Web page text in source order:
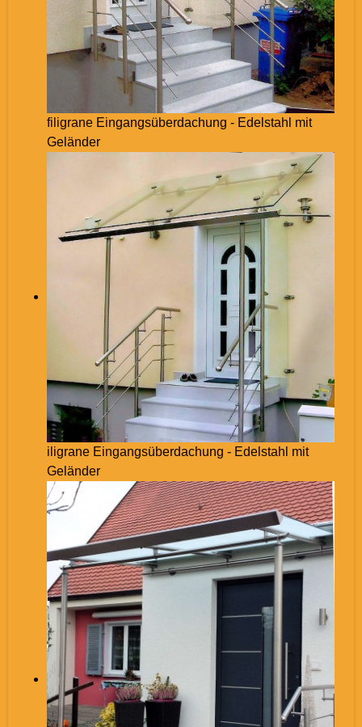
filigrane Eingangsüberdachung - Edelstahl mit
Geländer
iligrane Eingangsüberdachung - Edelstahl mit
Geländer